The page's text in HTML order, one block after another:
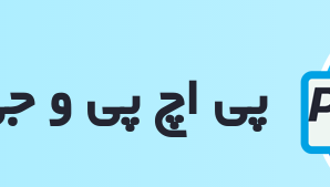
پی اچ پی و